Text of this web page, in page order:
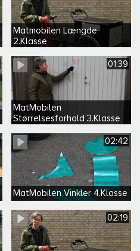
Matmobilen Længde
2.Klasse
01:39
MatMobilen
Størrelsesforhold 3.Klasse
02:42
MatMobilen Vinkler 4.Klasse
02:19